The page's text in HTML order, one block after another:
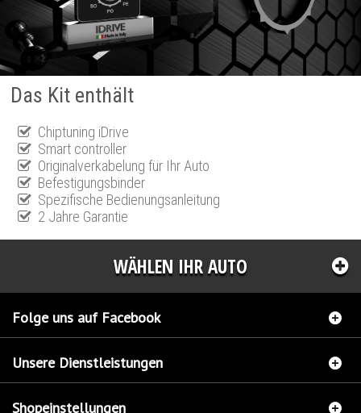
Das Kit enthält
Chiptuning iDrive
Smart controller
Originalverkabelung für Ihr Auto
Befestigungsbinder
Spezifische Bedienungsanleitung
2 Jahre Garantie
WÄHLEN IHR AUTO
Folge uns auf Facebook
Unsere Dienstleistungen
Shopeinstellungen